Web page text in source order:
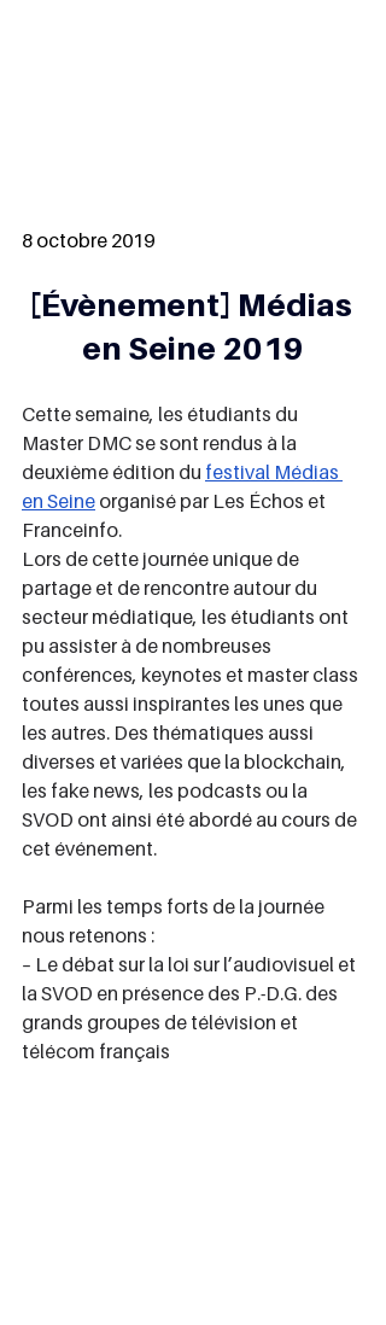
8 octobre 2019
[Évènement] Médias
en Seine 2019
Cette semaine, les étudiants du
Master DMC se sont rendus à la
deuxième édition du festival Médias
en Seine organisé par Les Échos et
Franceinfo.
Lors de cette journée unique de
partage et de rencontre autour du
secteur médiatique, les étudiants ont
pu assister à de nombreuses
conférences, keynotes et master class
toutes aussi inspirantes les unes que
les autres. Des thématiques aussi
diverses et variées que la blockchain,
les fake news, les podcasts ou la
SVOD ont ainsi été abordé au cours de
cet événement.
Parmi les temps forts de la journée
nous retenons :
– Le débat sur la loi sur l’audiovisuel et
la SVOD en présence des P.-D.G. des
grands groupes de télévision et
télécom français